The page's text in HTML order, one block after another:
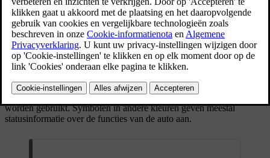
Bijgewerkt 30/03/2026
Types en kleuren van symbolen
Sommige symbolen zijn waarschuwingen waarmee je meteen wat
moet doen, terwijl andere symbolen de huidige status van bepaalde
belangrijk het symbool is. Rode symbolen zijn het meest kritisch,
terwijl oranje symbolen voor minder dringende waarschuwingen
worden gebruikt. Symbolen in andere kleuren geven meestal
statusinformatie over de functies van de auto aan.